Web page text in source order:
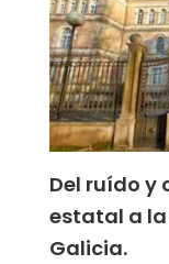
Del ruído y
estatal a
Galicia.